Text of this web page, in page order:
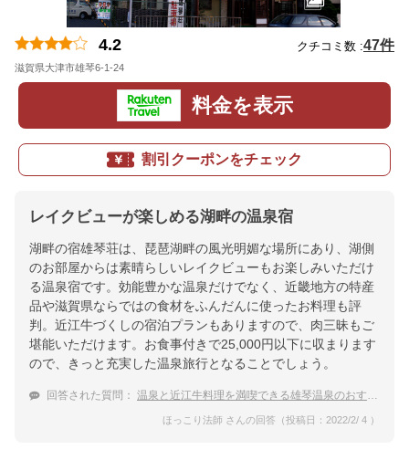
4.2 クチコミ数 :47件
滋賀県大津市雄琴6-1-24
料金を表示
割引クーポンをチェック
レイクビューが楽しめる湖畔の温泉宿
湖畔の宿雄琴荘は、琵琶湖畔の風光明媚な場所にあり、湖側
のお部屋からは素晴らしいレイクビューもお楽しみいただけ
る温泉宿です。効能豊かな温泉だけでなく、近畿地方の特産
品や滋賀県ならではの食材をふんだんに使ったお料理も評
判。近江牛づくしの宿泊プランもありますので、肉三昧もご
堪能いただけます。お食事付きで25,000円以下に収まります
ので、きっと充実した温泉旅行となることでしょう。
回答された質問： 温泉と近江牛料理を満喫できる雄琴温泉のおすすめ宿
ほっこり法師 さんの回答（投稿日：2022/2/ 4 ）